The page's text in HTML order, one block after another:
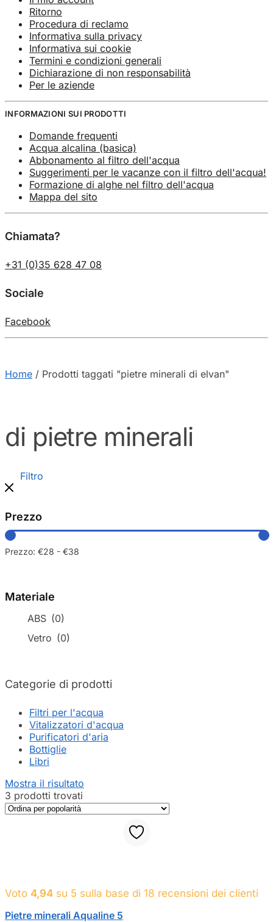
Ritorno
Procedura di reclamo
Informativa sulla privacy
Informativa sui cookie
Termini e condizioni generali
Dichiarazione di non responsabilità
Per le aziende
INFORMAZIONI SUI PRODOTTI
Domande frequenti
Acqua alcalina (basica)
Abbonamento al filtro dell'acqua
Suggerimenti per le vacanze con il filtro dell'acqua!
Formazione di alghe nel filtro dell'acqua
Mappa del sito
Chiamata?
+31 (0)35 628 47 08
Sociale
Facebook
Home / Prodotti taggati "pietre minerali di elvan"
di pietre minerali
Filtro
Prezzo
Prezzo: €28 - €38
Materiale
ABS (0)
Vetro (0)
Categorie di prodotti
Filtri per l'acqua
Vitalizzatori d'acqua
Purificatori d'aria
Bottiglie
Libri
Mostra il risultato
3 prodotti trovati
Voto 4,94 su 5 sulla base di 18 recensioni dei clienti
Pietre minerali Aqualine 5